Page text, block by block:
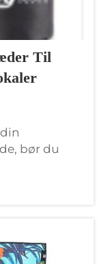
Til
bør du
at holde